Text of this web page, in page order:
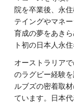
院を卒業後、永
テイングやマネ
育成の夢をあき
ト初の日本人永
オーストラリア
のラグビー経験
ルブズの密着取
ています。日本